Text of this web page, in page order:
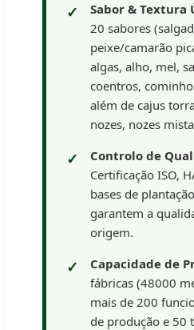
Sabor & Textura
20 sabores
peixe/camarão
algas, alho, mel,
coentros,
além de cajus
nozes, nozes
Controlo de
Certificação ISO,
bases de
garantem a
origem.
Capacidade de
fábricas (48000
mais de 200
de produção e 50